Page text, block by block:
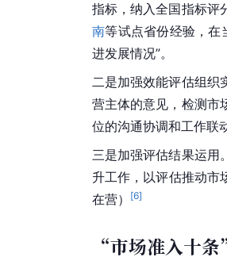
指标，纳入全国指标评
南等试点省份经验，在
进发展情况”。
二是加强效能评估组织
营主体的意见，检测市
位的沟通协调和工作联
三是加强评估结果运用
升工作，以评估推动市
在营）
[6]
“市场准入十